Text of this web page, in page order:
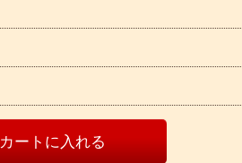
カートに入れる